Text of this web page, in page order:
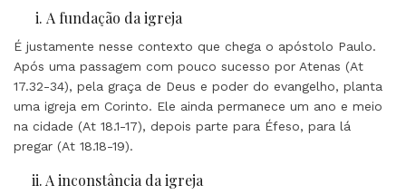
i. A fundação da igreja
É justamente nesse contexto que chega o apóstolo Paulo.
Após uma passagem com pouco sucesso por Atenas (At
17.32-34), pela graça de Deus e poder do evangelho, planta
uma igreja em Corinto. Ele ainda permanece um ano e meio
na cidade (At 18.1-17), depois parte para Éfeso, para lá
pregar (At 18.18-19).
ii. A inconstância da igreja